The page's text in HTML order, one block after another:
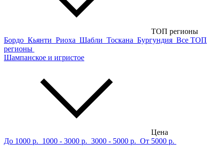
ТОП регионы
Бордо Кьянти Риоха Шабли Тоскана Бургундия Все ТОП
регионы
Шампанское и игристое
Цена
До 1000 р. 1000 - 3000 р. 3000 - 5000 р. От 5000 р.